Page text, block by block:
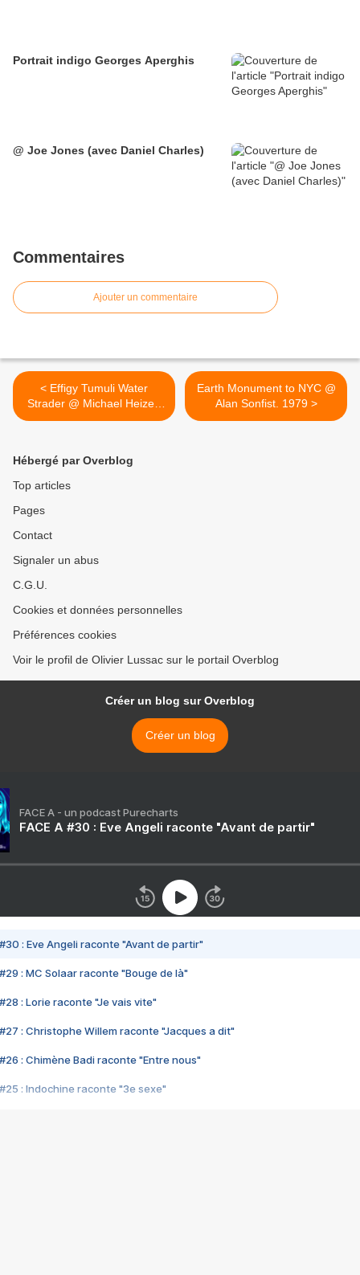
Portrait indigo Georges Aperghis
@ Joe Jones (avec Daniel Charles)
Commentaires
Ajouter un commentaire
< Effigy Tumuli Water
Strader @ Michael Heizer.
1983
Earth Monument to NYC @
Alan Sonfist. 1979 >
Hébergé par Overblog
Top articles
Pages
Contact
Signaler un abus
C.G.U.
Cookies et données personnelles
Préférences cookies
Voir le profil de Olivier Lussac sur le portail Overblog
Créer un blog sur Overblog
Créer un blog
FACE A - un podcast Purecharts
FACE A #30 : Eve Angeli raconte "Avant de partir"
#30 : Eve Angeli raconte "Avant de partir"
#29 : MC Solaar raconte "Bouge de là"
#28 : Lorie raconte "Je vais vite"
#27 : Christophe Willem raconte "Jacques a dit"
#26 : Chimène Badi raconte "Entre nous"
#25 : Indochine raconte "3e sexe"